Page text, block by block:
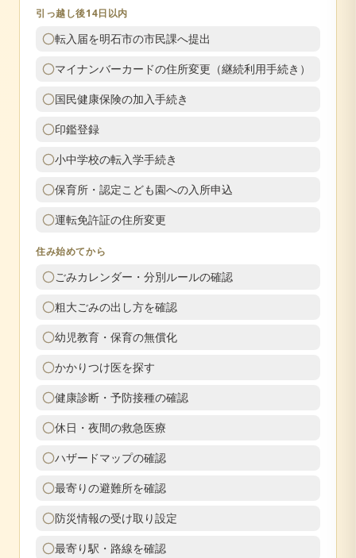
引っ越し後14日以内
転入届を明石市の市民課へ提出
マイナンバーカードの住所変更（継続利用手続き）
国民健康保険の加入手続き
印鑑登録
小中学校の転入学手続き
保育所・認定こども園への入所申込
運転免許証の住所変更
住み始めてから
ごみカレンダー・分別ルールの確認
粗大ごみの出し方を確認
幼児教育・保育の無償化
かかりつけ医を探す
健康診断・予防接種の確認
休日・夜間の救急医療
ハザードマップの確認
最寄りの避難所を確認
防災情報の受け取り設定
最寄り駅・路線を確認